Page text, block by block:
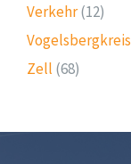
Verkehr(12)
Vogelsbergkreis
Zell (68)